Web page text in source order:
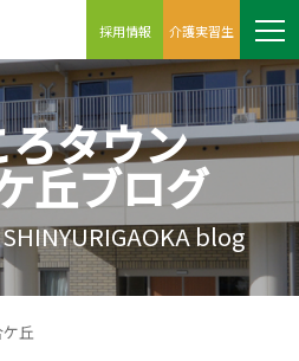
採用情報 介護実習生
タウン
丘ブログ
blog
丘